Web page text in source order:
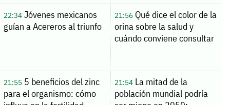
22:34Jóvenes mexicanos
guían a Acereros al triunfo
21:56Qué dice el color de la
orina sobre la salud y
cuándo conviene consultar
21:555 beneficios del zinc
para el organismo: cómo
21:54La mitad de la
población mundial podría